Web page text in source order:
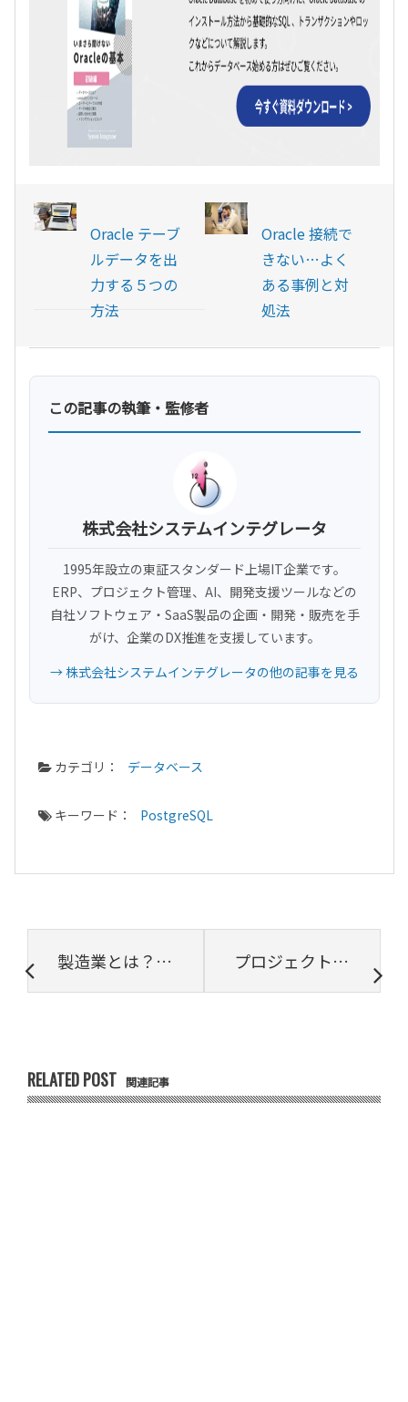
Oracle テーブ
ルデータを出
力する５つの
方法
Oracle 接続で
きない…よく
ある事例と対
処法
この記事の執筆・監修者
株式会社システムインテグレータ
1995年設立の東証スタンダード上場IT企業です。
ERP、プロジェクト管理、AI、開発支援ツールなどの
自社ソフトウェア・SaaS製品の企画・開発・販売を手
がけ、企業のDX推進を支援しています。
→ 株式会社システムインテグレータの他の記事を見る
カテゴリ： データベース
キーワード： PostgreSQL
製造業とは？プロジェクト進捗管理に取り組んだ機械メーカーの成功事例【プロジェクトは現場で起きているんだ！第32章】 プロジェクトの工程管理とは？【プロジェクトは現場で起きているんだ！第33章】
RELATED POST 関連記事